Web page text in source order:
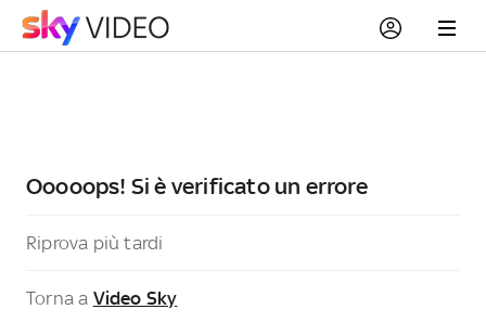
Ooooops! Si è verificato un errore
Riprova più tardi
Torna a Video Sky